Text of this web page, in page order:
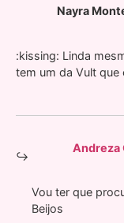
Nayra
:kissing: Linda
tem um da Vult que
Andreza
Vou ter que
Beijos